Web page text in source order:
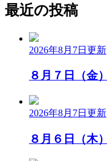
最近の投稿
2026年8月7日 更新
８月７日（金）
2026年8月7日 更新
８月６日（木）